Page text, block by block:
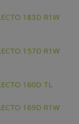
183D R1W
157D R1W
160D TL
169D R1W